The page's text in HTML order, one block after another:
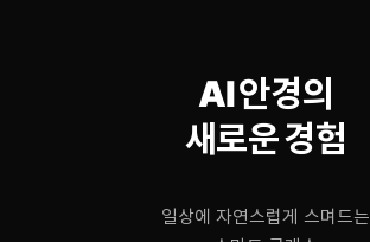
AI 안경의
새로운 경험
일상에 자연스럽게 스며드는